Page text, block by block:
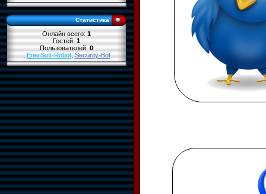
Статистика
Онлайн всего:1
Гостей:1
Пользователей:0
,EnerSoft-Robot,Security-Bot